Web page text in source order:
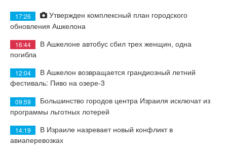
17:26
Утвержден комплексный план городского
обновления Ашкелона
16:44
В Ашкелоне автобус сбил трех женщин, одна
погибла
12:04
В Ашкелон возвращается грандиозный летний
фестиваль: Пиво на озере-3
09:59
Большинство городов центра Израиля исключат из
программы льготных лотерей
14:19
В Израиле назревает новый конфликт в
авиаперевозках